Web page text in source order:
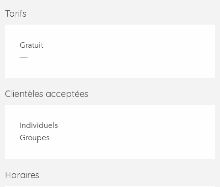
Tarifs
Gratuit
—
Clientèles acceptées
Individuels
Groupes
Horaires